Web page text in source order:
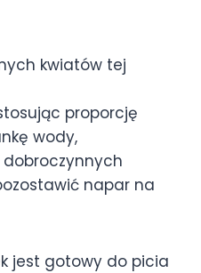
kwiatów tej
proporcję
wody,
dobroczynnych
napar na
jest gotowy do picia